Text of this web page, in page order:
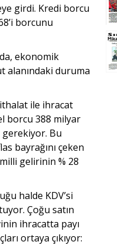
girdi. Kredi borcu
borcunu
ekonomik
alanındaki duruma
ile ihracat
borcu 388 milyar
gerekiyor. Bu
bayrağını çeken
gelirinin % 28
halde KDV’si
Çoğu satın
ihracatta payı
ortaya çıkıyor: